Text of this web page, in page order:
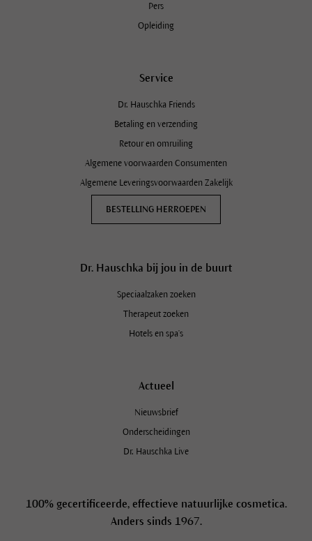
Pers
Opleiding
Service
Dr. Hauschka Friends
Betaling en verzending
Retour en omruiling
Algemene voorwaarden Consumenten
Algemene Leveringsvoorwaarden Zakelijk
BESTELLING HERROEPEN
Dr. Hauschka bij jou in de buurt
Speciaalzaken zoeken
Therapeut zoeken
Hotels en spa's
Actueel
Nieuwsbrief
Onderscheidingen
Dr. Hauschka Live
100% gecertificeerde, effectieve natuurlijke cosmetica.
Anders sinds 1967.